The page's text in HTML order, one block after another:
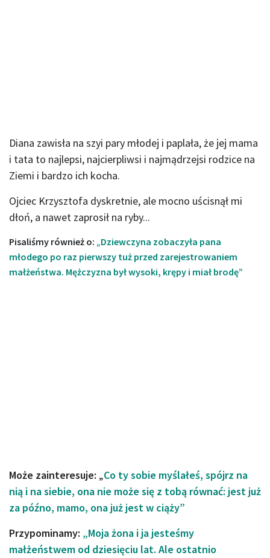
Diana zawisła na szyi pary młodej i paplała, że jej mama
i tata to najlepsi, najcierpliwsi i najmądrzejsi rodzice na
Ziemi i bardzo ich kocha.
Ojciec Krzysztofa dyskretnie, ale mocno uścisnął mi
dłoń, a nawet zaprosił na ryby...
Pisaliśmy również o: „Dziewczyna zobaczyła pana
młodego po raz pierwszy tuż przed zarejestrowaniem
małżeństwa. Mężczyzna był wysoki, krępy i miał brodę”
Może zainteresuje: „Co ty sobie myślałeś, spójrz na
nią i na siebie, ona nie może się z tobą równać: jest już
za późno, mamo, ona już jest w ciąży”
Przypominamy: „Moja żona i ja jesteśmy
małżeństwem od dziesięciu lat. Ale ostatnio